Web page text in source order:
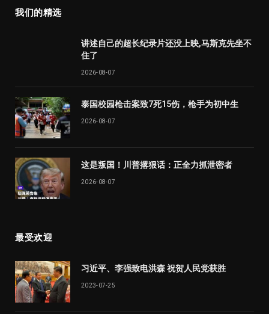
我们的精选
讲述自己的超长纪录片还没上映,马斯克先坐不
住了
2026-08-07
泰国校园枪击案致7死15伤，枪手为初中生
2026-08-07
这是叛国！川普撂狠话：正全力抓泄密者
2026-08-07
最受欢迎
习近平、李强致电洪森 祝贺人民党获胜
2023-07-25